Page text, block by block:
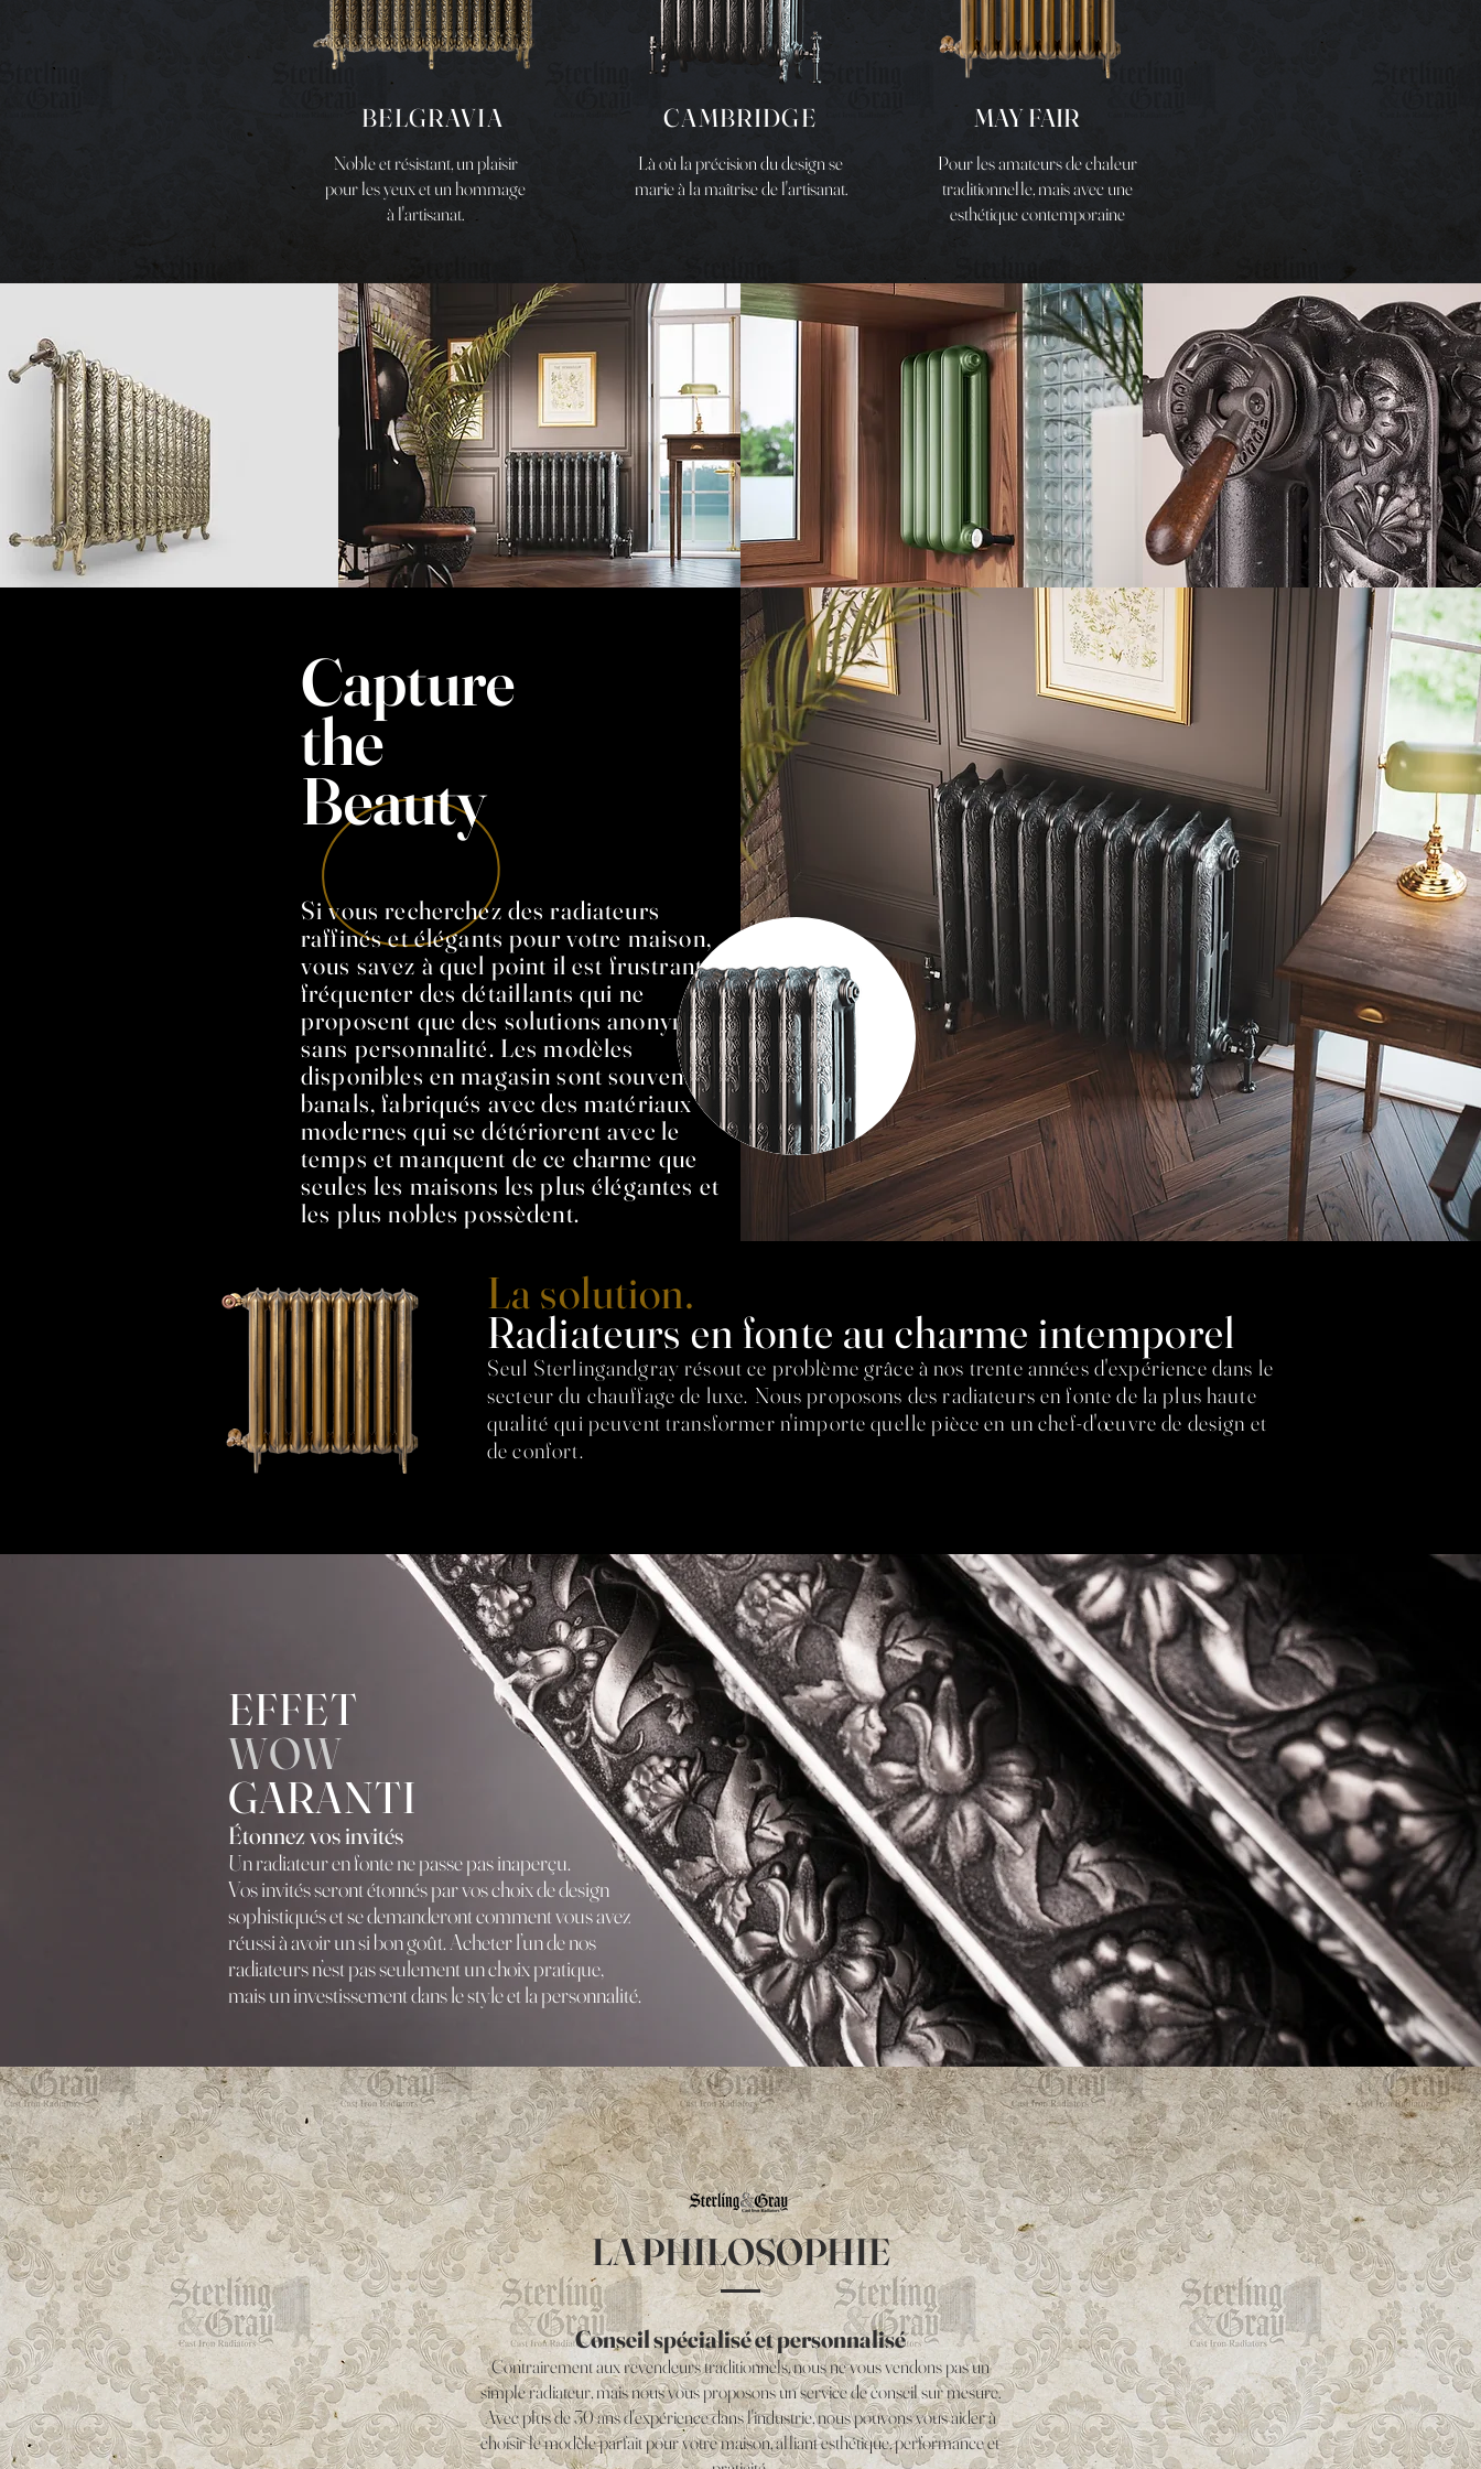
BELGRAVIA
Noble et résistant, un plaisir
pour les yeux et un hommage
à l'artisanat.
CAMBRIDGE MAY FAIR
Là où la précision du design se
marie à la maîtrise de l'artisanat.
Pour les amateurs de chaleur
traditionnelle, mais avec une
esthétique contemporaine
Capture
the
Beauty
Si vous recherchez des radiateurs
raffinés et élégants pour votre maison,
vous savez à quel point il est frustrant de
fréquenter des détaillants qui ne
proposent que des solutions anonymes et
sans personnalité. Les modèles
disponibles en magasin sont souvent
banals, fabriqués avec des matériaux
modernes qui se détériorent avec le
temps et manquent de ce charme que
seules les maisons les plus élégantes et
les plus nobles possèdent.
La solution.
Radiateurs en fonte au charme intemporel
Seul Sterlingandgray résout ce problème grâce à nos trente années d'expérience dans le
secteur du chauffage de luxe. Nous proposons des radiateurs en fonte de la plus haute
qualité qui peuvent transformer n'importe quelle pièce en un chef-d'œuvre de design et
de confort.
EFFET
WOW
GARANTI
Étonnez vos invités
Un radiateur en fonte ne passe pas inaperçu.
Vos invités seront étonnés par vos choix de design
sophistiqués et se demanderont comment vous avez
réussi à avoir un si bon goût. Acheter l’un de nos
radiateurs n’est pas seulement un choix pratique,
mais un investissement dans le style et la personnalité.
LA PHILOSOPHIE
Conseil spécialisé et personnalisé
Contrairement aux revendeurs traditionnels, nous ne vous vendons pas un
simple radiateur, mais nous vous proposons un service de conseil sur mesure.
Avec plus de 30 ans d'expérience dans l'industrie, nous pouvons vous aider à
choisir le modèle parfait pour votre maison, alliant esthétique, performance et